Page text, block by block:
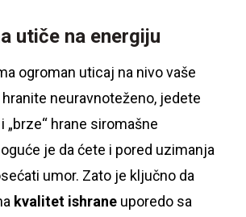
utiče na energiju
ogroman uticaj na nivo vaše
neuravnoteženo, jedete
„brze“ hrane siromašne
je da ćete i pored uzimanja
umor. Zato je ključno da
kvalitet ishrane uporedo sa